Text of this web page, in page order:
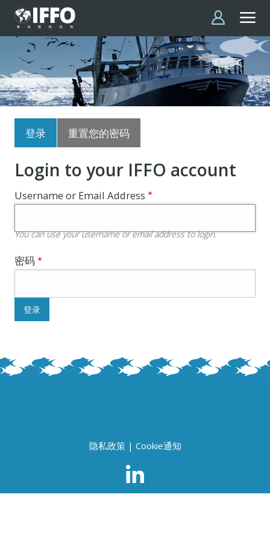
跳转到主要内容
主
标
签
登录 重置您的密码
Login to your IFFO account
Username or Email Address
You can use your username or email address to login.
密码
隐私政策| Cookie通知